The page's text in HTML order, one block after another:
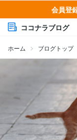
会員登
ココナラブログ
ホーム ブログトップ